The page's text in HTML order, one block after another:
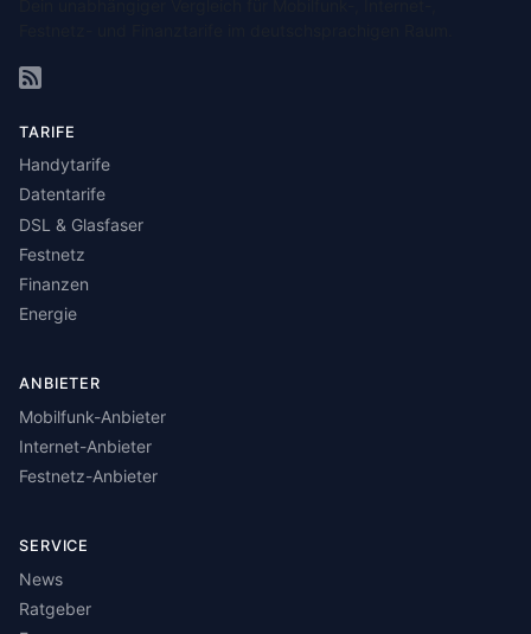
TARIFE
Handytarife
Datentarife
DSL & Glasfaser
Festnetz
Finanzen
Energie
ANBIETER
Mobilfunk-Anbieter
Internet-Anbieter
Festnetz-Anbieter
SERVICE
News
Ratgeber